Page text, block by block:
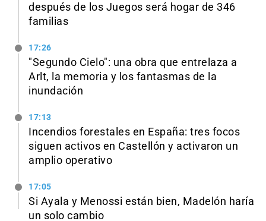
después de los Juegos será hogar de 346
familias
17:26
"Segundo Cielo": una obra que entrelaza a
Arlt, la memoria y los fantasmas de la
inundación
17:13
Incendios forestales en España: tres focos
siguen activos en Castellón y activaron un
amplio operativo
17:05
Si Ayala y Menossi están bien, Madelón haría
un solo cambio